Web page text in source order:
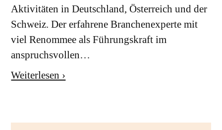
Aktivitäten in Deutschland, Österreich und der
Schweiz. Der erfahrene Branchenexperte mit
viel Renommee als Führungskraft im
anspruchsvollen…
Weiterlesen ›